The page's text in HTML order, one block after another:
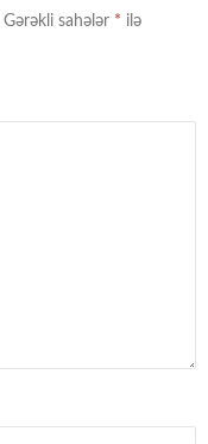
Gərəkli sahələr * ilə